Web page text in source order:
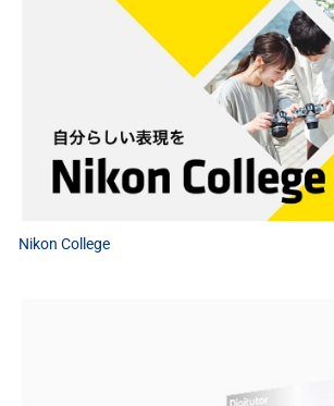
Nikon College